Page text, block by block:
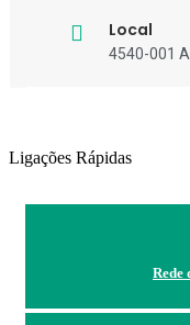
Local
4540-001
Ligações Rápidas
Rede